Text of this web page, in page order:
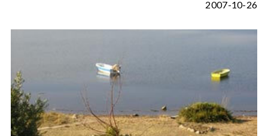
2007-10-26